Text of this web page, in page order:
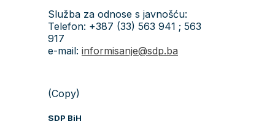
Služba za odnose s javnošću:
Telefon: +387 (33) 563 941 ; 563
917
e-mail: informisanje@sdp.ba
(Copy)
SDP BiH